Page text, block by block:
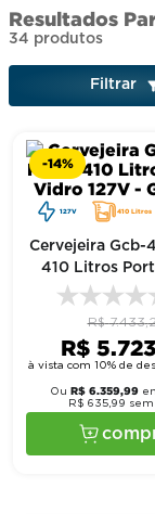
34 produtos
Filtrar
-14%
127V 410 Litros
Cervejeira Gcb-
410 Litros
127V -
R$ 7.433,
R$ 5.723
à vista com 10% de
Ou R$ 6.359,99
R$ 635,99